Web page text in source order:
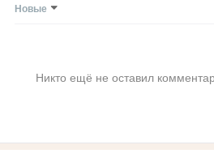
Новые
Никто ещё не оставил